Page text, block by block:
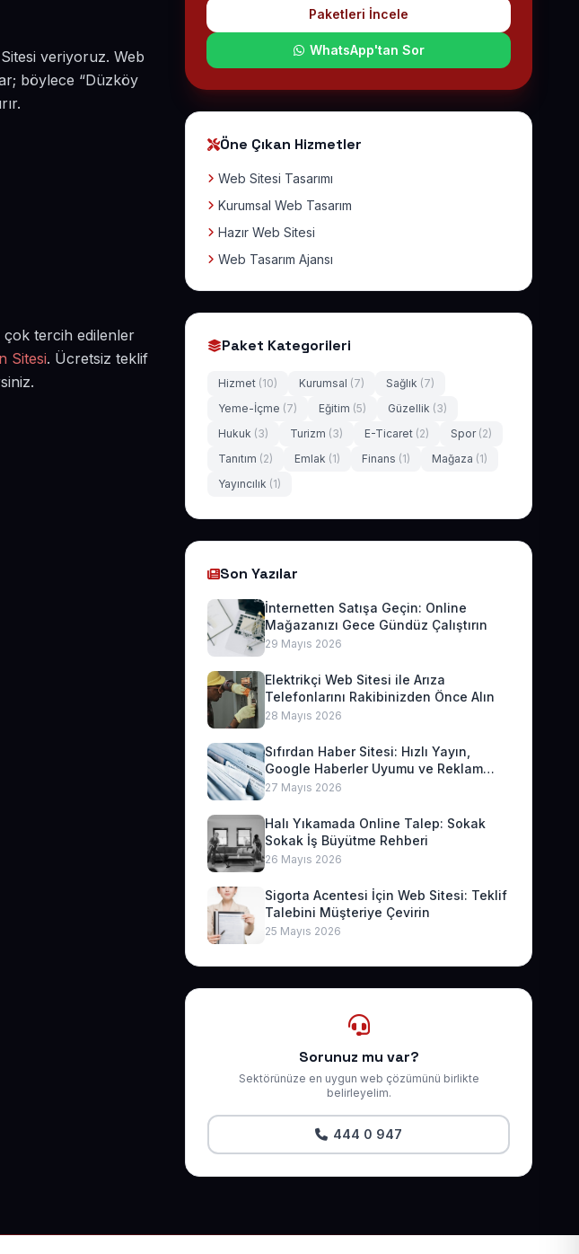
veriyoruz. Web
böylece “Düzköy
çok tercih edilenler
Sitesi. Ücretsiz teklif
Paketleri İncele
WhatsApp'tan Sor
Öne Çıkan Hizmetler
Web Sitesi Tasarımı
Kurumsal Web Tasarım
Hazır Web Sitesi
Web Tasarım Ajansı
Paket Kategorileri
Hizmet (10) Kurumsal (7) Sağlık (7)
Yeme-İçme (7) Eğitim (5) Güzellik (3)
Hukuk (3) Turizm (3) E-Ticaret (2) Spor (2)
Tanıtım (2) Emlak (1) Finans (1) Mağaza (1)
Yayıncılık (1)
Son Yazılar
İnternetten Satışa Geçin: Online
Mağazanızı Gece Gündüz Çalıştırın
29 Mayıs 2026
Elektrikçi Web Sitesi ile Arıza
Telefonlarını Rakibinizden Önce Alın
28 Mayıs 2026
Sıfırdan Haber Sitesi: Hızlı Yayın,
Google Haberler Uyumu ve Reklam
Geliri
27 Mayıs 2026
Halı Yıkamada Online Talep: Sokak
Sokak İş Büyütme Rehberi
26 Mayıs 2026
Sigorta Acentesi İçin Web Sitesi: Teklif
Talebini Müşteriye Çevirin
25 Mayıs 2026
Sorunuz mu var?
Sektörünüze en uygun web çözümünü birlikte
belirleyelim.
444 0 947